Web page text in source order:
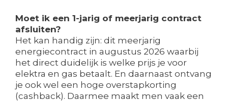
Moet ik een 1-jarig of meerjarig contract
afsluiten?
Het kan handig zijn: dit meerjarig
energiecontract in augustus 2026 waarbij
het direct duidelijk is welke prijs je voor
elektra en gas betaalt. En daarnaast ontvang
je ook wel een hoge overstapkorting
(cashback). Daarmee maakt men vaak een